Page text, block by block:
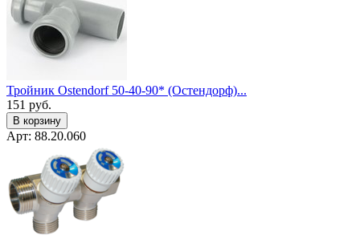
Тройник Ostendorf 50-40-90* (Остендорф)...
151 руб.
В корзину
Арт: 88.20.060